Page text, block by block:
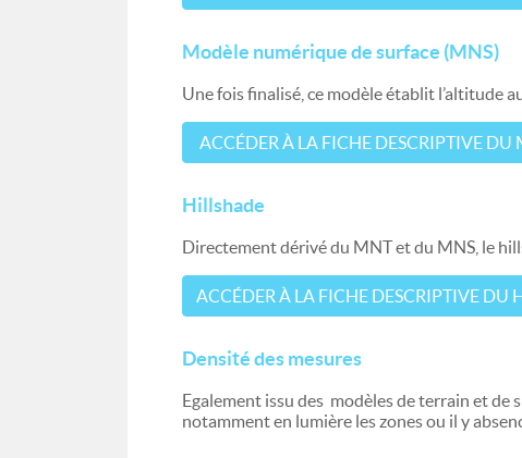
Modèle numérique de surface (MNS)
Une fois finalisé, ce modèle établit l’altitude
ACCÉDER À LA FICHE DESCRIPTIVE DU
Hillshade
Directement dérivé du MNT et du MNS, le
ACCÉDER À LA FICHE DESCRIPTIVE DU
Densité des mesures
Egalement issu des modèles de terrain et de
notamment en lumière les zones ou il y